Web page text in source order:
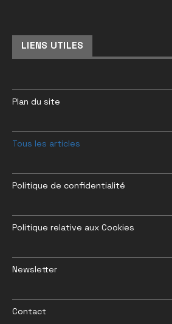
LIENS UTILES
Plan du site
Tous les articles
Politique de confidentialité
Politique relative aux Cookies
Newsletter
Contact